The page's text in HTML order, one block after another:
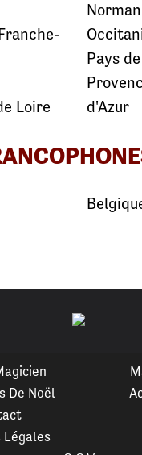
Loire
Pays
d'Azur
De Noël
Légales